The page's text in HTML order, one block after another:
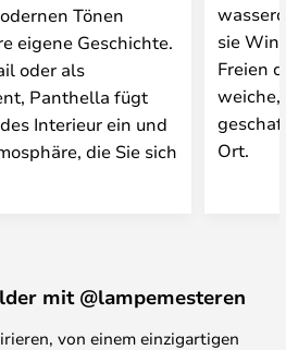
Tönen
eigene Geschichte.
oder als
Panthella fügt
Interieur ein und
die Sie sich
sie
Freien
weiche,
Ort.
mit @lampemesteren
von einem einzigartigen